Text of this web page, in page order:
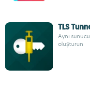
TLS
Aynı
oluşturun